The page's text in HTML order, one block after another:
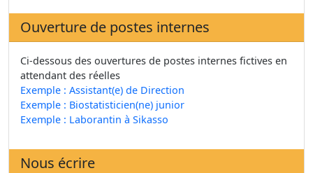
Ouverture de postes internes
Ci-dessous des ouvertures de postes internes fictives en
attendant des réelles
Exemple : Assistant(e) de Direction
Exemple : Biostatisticien(ne) junior
Exemple : Laborantin à Sikasso
Nous écrire